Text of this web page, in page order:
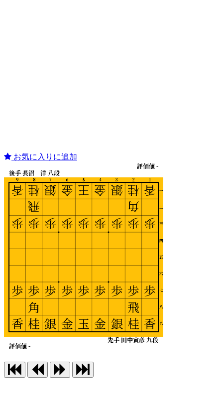
お気に入りに追加
1
2
3
4
5
6
7
8
9
一
二
三
四
五
六
七
八
九
先手 田中寅彦 九段
後手 長沼 洋 八段
評価値 -
評価値 -
香
歩
歩
香
桂
角
歩
歩
飛
桂
銀
歩
歩
銀
金
歩
歩
金
王
歩
歩
玉
金
歩
歩
金
銀
歩
歩
銀
桂
飛
歩
歩
角
桂
香
歩
歩
香